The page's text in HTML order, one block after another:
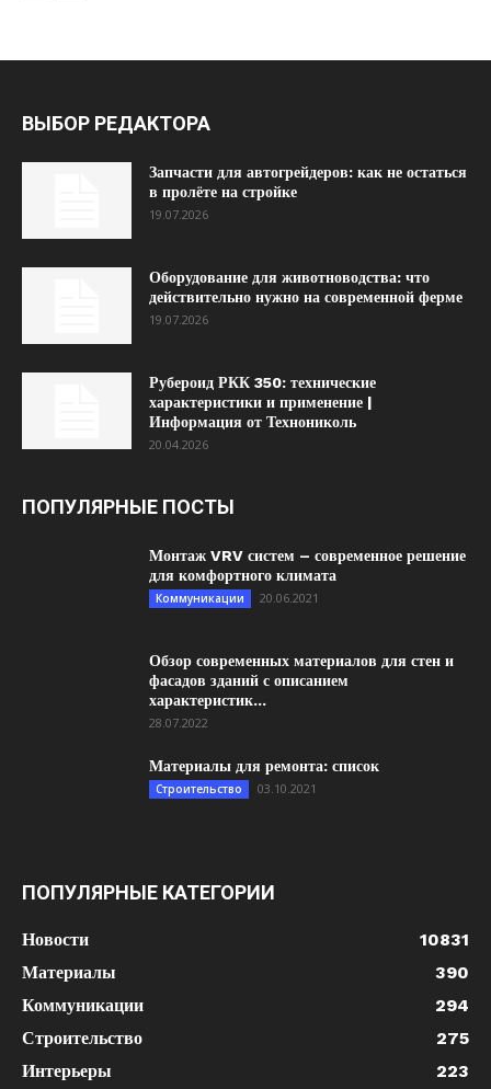
ВЫБОР РЕДАКТОРА
Запчасти для автогрейдеров: как не остаться
в пролёте на стройке
19.07.2026
Оборудование для животноводства: что
действительно нужно на современной ферме
19.07.2026
Рубероид РКК 350: технические
характеристики и применение |
Информация от Технониколь
20.04.2026
ПОПУЛЯРНЫЕ ПОСТЫ
Монтаж VRV систем – современное решение
для комфортного климата
Коммуникации 20.06.2021
Обзор современных материалов для стен и
фасадов зданий с описанием
характеристик...
28.07.2022
Материалы для ремонта: список
Строительство 03.10.2021
ПОПУЛЯРНЫЕ КАТЕГОРИИ
Новости
10831
Материалы
390
Коммуникации
294
Строительство
275
Интерьеры
223